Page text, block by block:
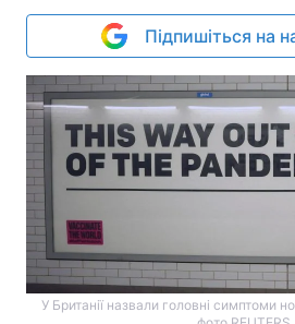
Підпишіться на
У Британії назвали головні симптоми